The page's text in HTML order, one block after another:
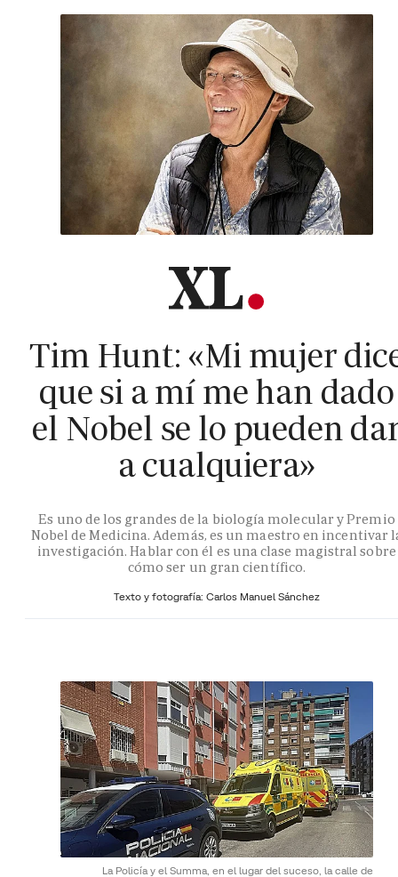
Tim Hunt: «Mi mujer
que si a mí me han dado
el Nobel se lo pueden
a cualquiera»
Es uno de los grandes de la biología molecular y Premio
Nobel de Medicina. Además, es un maestro en incentivar
investigación. Hablar con él es una clase magistral sobre
cómo ser un gran científico.
Texto y fotografía: Carlos Manuel Sánchez
La Policía y el Summa, en el lugar del suceso, la calle de